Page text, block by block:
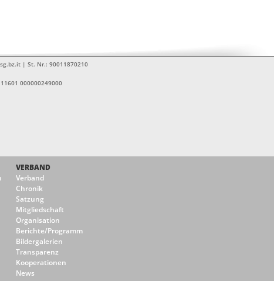
| St. Nr.: 90011870210
000000249000
VERBAND
Verband
Chronik
Satzung
Mitgliedschaft
Organisation
Berichte/Programm
Bildergalerien
Transparenz
Kooperationen
News